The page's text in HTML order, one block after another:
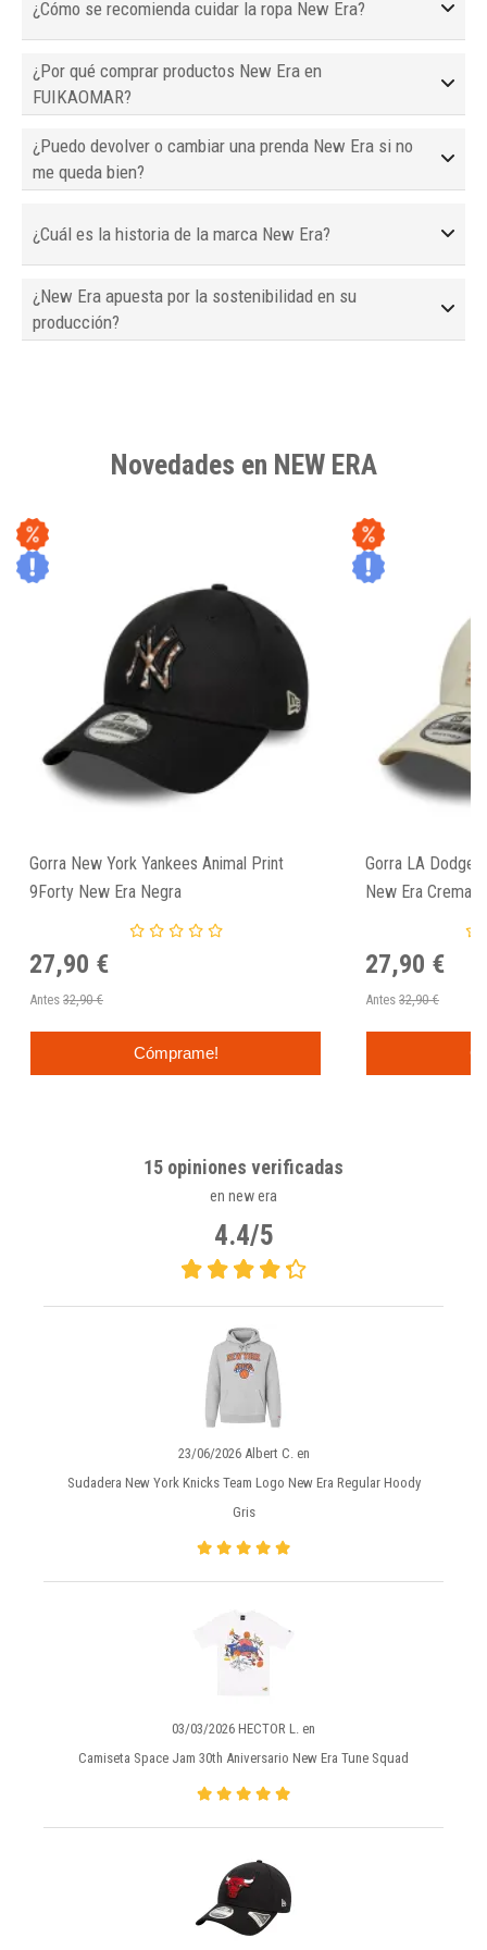
¿Cómo se recomienda cuidar la ropa New Era?
¿Por qué comprar productos New Era en
FUIKAOMAR?
¿Puedo devolver o cambiar una prenda New Era si no
me queda bien?
¿Cuál es la historia de la marca New Era?
¿New Era apuesta por la sostenibilidad en su
producción?
Novedades en NEW ERA
Gorra New York Yankees Animal Print
9Forty New Era Negra
27,90 €
Antes 32,90 €
Cómprame!
Gorra LA
New Era Crema
27,90 €
Antes 32,90 €
15 opiniones verificadas
en new era
4.4/5
23/06/2026 Albert C. en
Sudadera New York Knicks Team Logo New Era Regular Hoody
Gris
03/03/2026 HECTOR L. en
Camiseta Space Jam 30th Aniversario New Era Tune Squad